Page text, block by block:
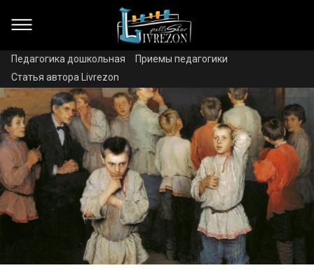
Педагогика дошкольная
Приемы педагогики
Статья автора Livrezon